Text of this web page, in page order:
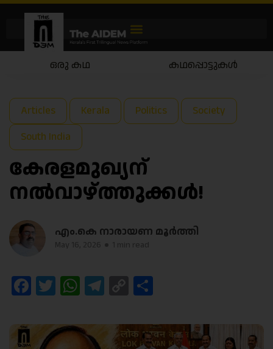
കഥപ്പൊട്ടുകൾ കഥയാട്ടം
Articles Kerala Politics
Society
South India
കേരളമുഖ്യന്
നൽവാഴ്ത്തുക്കൾ!
എം.കെ നാരായണ മൂർത്തി
Facebook
Twitter
WhatsApp
Telegram
Copy
Link